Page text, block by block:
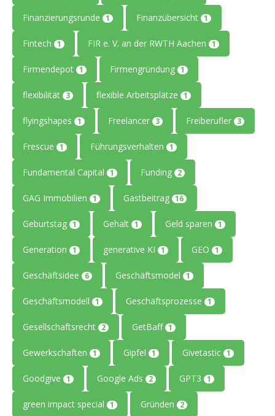
Finanzierungsrunde 1 Finanzübersicht 1
Fintech 1 FIR e. V. an der RWTH Aachen 1
Firmendepot 1 Firmengründung 1
flexibilität 3 flexible Arbeitsplätze 1
flyingshapes 1 Freelancer 3 Freiberufler 3
Frescue 1 Führungsverhalten 1
Fundamental Capital 1 Funding 2
GAG Immobilien 1 Gastbeitrag 16
Geburtstag 1 Gehalt 1 Geld sparen 1
Generation 1 generative KI 1 GEO 1
Geschäftsidee 6 Geschäftsmodel 1
Geschäftsmodell 1 Geschäftsprozesse 1
Gesellschaftsrecht 2 GetBaff 1
Gewerkschaften 1 Gipfel 1 Givetastic 1
Goodgive 1 Google Ads 2 GPT3 1
green impact special 1 Gründen 2